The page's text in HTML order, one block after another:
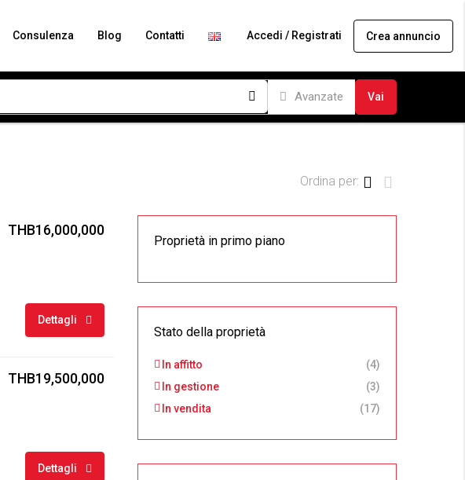
Consulenza Blog Contatti Accedi / Registrati Crea annuncio
Avanzate Vai
Ordina per:
THB16,000,000
Dettagli
THB19,500,000
Dettagli
Proprietà in primo piano
Stato della proprietà
In affitto
(4)
In gestione
(3)
In vendita
(17)